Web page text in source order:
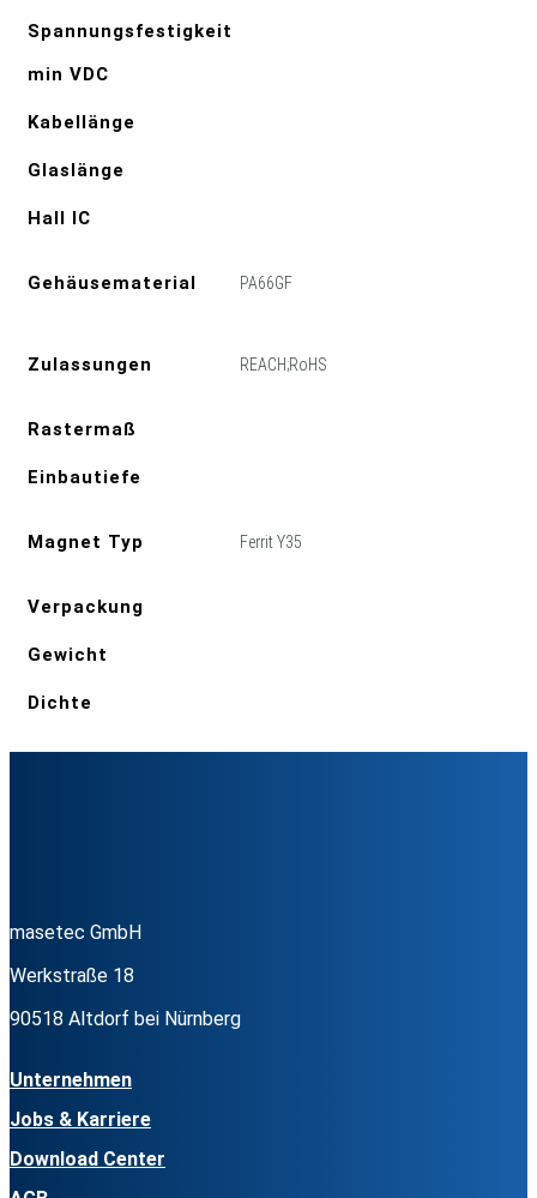
Spannungsfestigkeit
min VDC
Kabellänge
Glaslänge
Hall IC
Gehäusematerial PA66GF
Zulassungen REACH;RoHS
Rastermaß
Einbautiefe
Magnet Typ Ferrit Y35
Verpackung
Gewicht
Dichte
masetec GmbH
Werkstraße 18
90518 Altdorf bei Nürnberg
Unternehmen
Jobs & Karriere
Download Center